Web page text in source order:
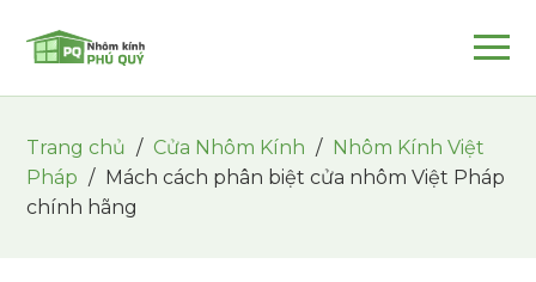
Trang chủ / Cửa Nhôm Kính / Nhôm Kính Việt
Pháp / Mách cách phân biệt cửa nhôm Việt Pháp
chính hãng